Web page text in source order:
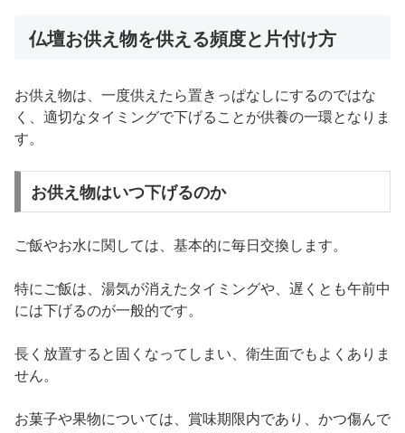
仏壇お供え物を供える頻度と片付け方
お供え物は、一度供えたら置きっぱなしにするのではな
く、適切なタイミングで下げることが供養の一環となりま
す。
お供え物はいつ下げるのか
ご飯やお水に関しては、基本的に毎日交換します。
特にご飯は、湯気が消えたタイミングや、遅くとも午前中
には下げるのが一般的です。
長く放置すると固くなってしまい、衛生面でもよくありま
せん。
お菓子や果物については、賞味期限内であり、かつ傷んで